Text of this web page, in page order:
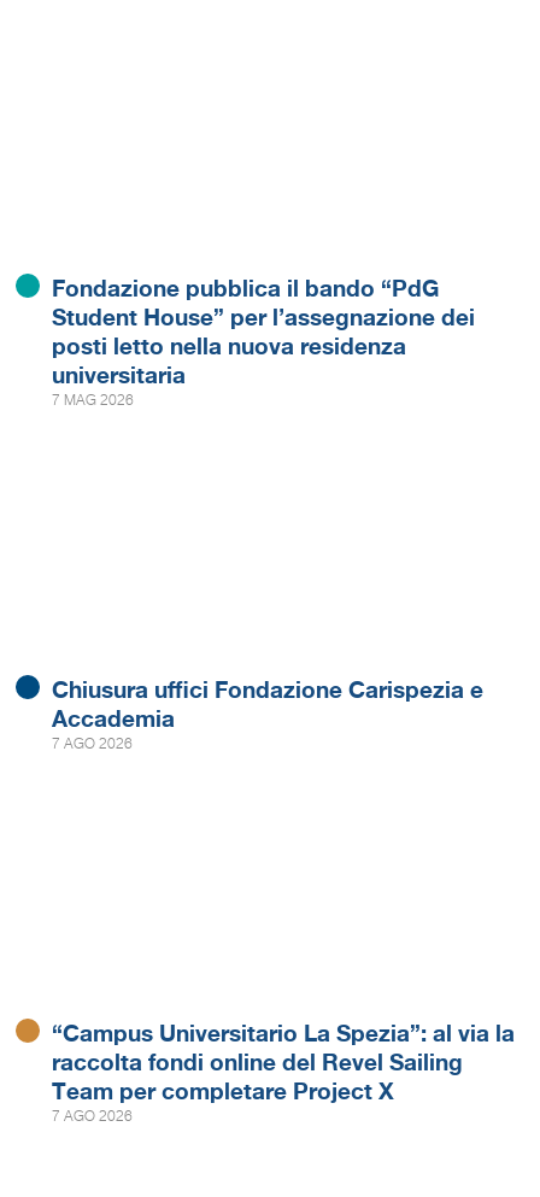
Fondazione pubblica il bando “PdG
Student House” per l’assegnazione dei
posti letto nella nuova residenza
universitaria
7 MAG 2026
Chiusura uffici Fondazione Carispezia e
Accademia
7 AGO 2026
“Campus Universitario La Spezia”: al via la
raccolta fondi online del Revel Sailing
Team per completare Project X
7 AGO 2026